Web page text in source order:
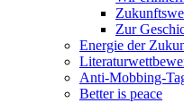
Zur
Energie der
Anti-Mobbing-
Better is peace